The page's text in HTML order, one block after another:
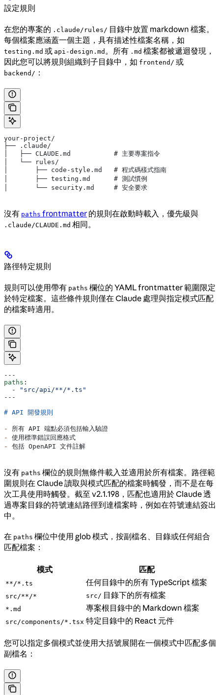
設定規則
在您的專案的 .claude/rules/ 目錄中放置 markdown 檔案。
每個檔案應涵蓋一個主題，具有描述性檔案名稱，如
testing.md 或 api-design.md 。所有 .md 檔案都被遞迴發現，
因此您可以將規則組織到子目錄中，如 frontend/ 或
backend/ ：
your-project/
├── .claude/
│   ├── CLAUDE.md           # 主要專案指令
│   └── rules/
│       ├── code-style.md   # 程式碼樣式指南
│       ├── testing.md      # 測試慣例
│       └── security.md     # 安全要求
沒有 paths frontmatter 的規則在啟動時載入，優先級與
.claude/CLAUDE.md 相同。
路徑特定規則
規則可以使用帶有 paths 欄位的 YAML frontmatter 範圍限定
於特定檔案。這些條件規則僅在 Claude 處理與指定模式匹配
的檔案時適用。
---
paths :
  -
"src/api/**/*.ts"
---
# API 開發規則
-
所有 API 端點必須包括輸入驗證
-
使用標準錯誤回應格式
-
包括 OpenAPI 文件註解
沒有 paths 欄位的規則無條件載入並適用於所有檔案。路徑範
圍規則在 Claude 讀取與模式匹配的檔案時觸發，而不是在每
次工具使用時觸發。截至 v2.1.198，匹配也適用於 Claude 透
過專案目錄的符號連結路徑到達檔案時，例如在符號連結簽出
中。
在 paths 欄位中使用 glob 模式，按副檔名、目錄或任何組合
匹配檔案：
模式 匹配
**/*.ts 任何目錄中的所有 TypeScript 檔案
src/**/* src/ 目錄下的所有檔案
*.md 專案根目錄中的 Markdown 檔案
src/components/*.tsx 特定目錄中的 React 元件
您可以指定多個模式並使用大括號展開在一個模式中匹配多個
副檔名：